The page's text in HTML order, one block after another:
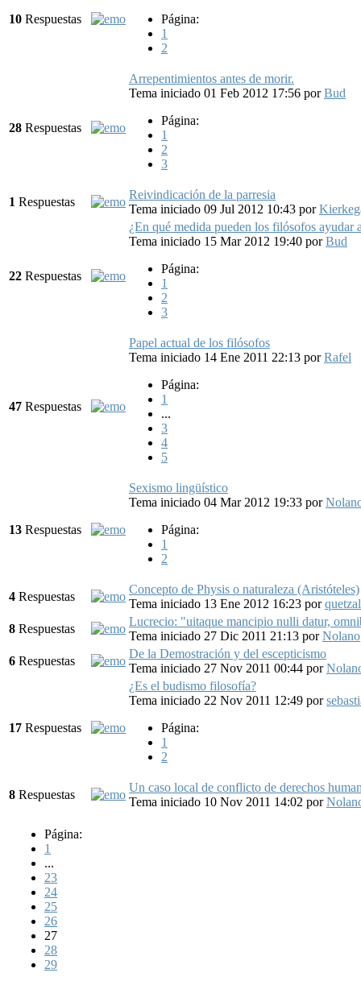
10 Respuestas
Página:
1
2
28 Respuestas
Arrepentimientos antes de morir.
Tema iniciado 01 Feb 2012 17:56 porBud
Página:
1
2
3
1 Respuestas
Reivindicación de la parresia
Tema iniciado 09 Jul 2012 10:43 por
22 Respuestas
¿En qué medida pueden los filósofos ayudar
Tema iniciado 15 Mar 2012 19:40 porBud
Página:
1
2
3
47 Respuestas
Papel actual de los filósofos
Tema iniciado 14 Ene 2011 22:13 porRafel
Página:
1
...
3
4
5
13 Respuestas
Sexismo lingüístico
Tema iniciado 04 Mar 2012 19:33 por
Página:
1
2
4 Respuestas
Concepto de Physis o naturaleza (Aristóteles)
Tema iniciado 13 Ene 2012 16:23 porquetzal
8 Respuestas
Lucrecio: "uitaque mancipio nulli datur,
Tema iniciado 27 Dic 2011 21:13 porNolano
6 Respuestas
De la Demostración y del escepticismo
Tema iniciado 27 Nov 2011 00:44 por
17 Respuestas
¿Es el budismo filosofía?
Tema iniciado 22 Nov 2011 12:49 por
Página:
1
2
8 Respuestas
Un caso local de conflicto de derechos
Tema iniciado 10 Nov 2011 14:02 por
Página:
1
...
23
24
25
26
27
28
29